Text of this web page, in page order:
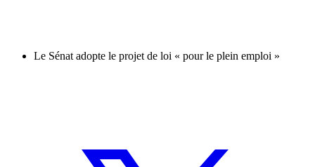
Le Sénat adopte le projet de loi « pour le plein emploi »